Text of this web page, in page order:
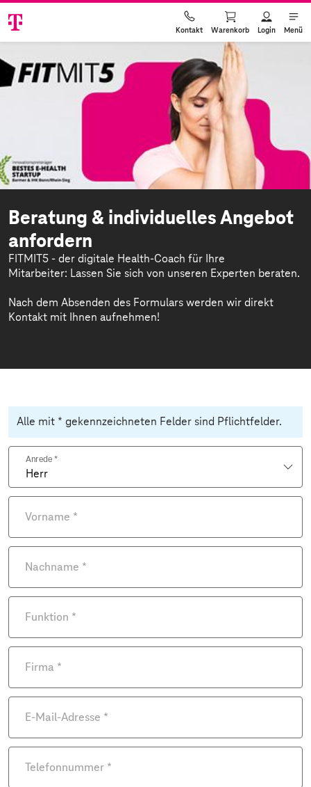
Kontakt Warenkorb Login Menü
Beratung & individuelles Angebot
anfordern
FITMIT5 - der digitale Health-Coach für Ihre
Mitarbeiter: Lassen Sie sich von unseren Experten beraten.
Nach dem Absenden des Formulars werden wir direkt
Kontakt mit Ihnen aufnehmen!
Alle mit * gekennzeichneten Felder sind Pflichtfelder.
Anrede *
Vorname *
Nachname *
Funktion *
Firma *
E-Mail-Adresse *
Telefonnummer *